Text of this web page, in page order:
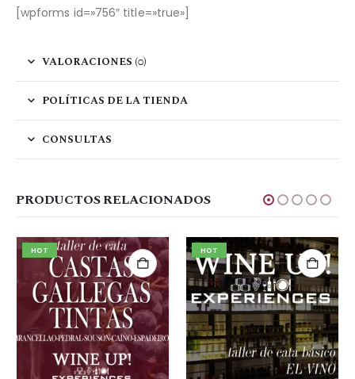
[wpforms id=»756″ title=»true»]
VALORACIONES (0)
POLÍTICAS DE LA TIENDA
CONSULTAS
PRODUCTOS RELACIONADOS
HOT HOT